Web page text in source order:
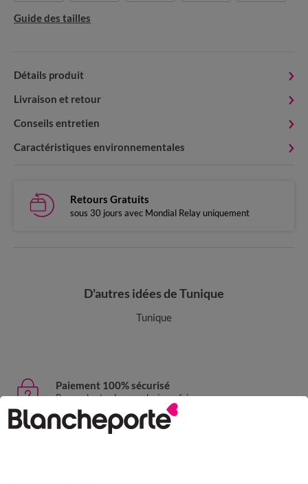
Guide des tailles
Détails produit
Livraison et retour
Conseils entretien
Caractéristiques environnementales
Retours Gratuits
sous 30 jours avec Mondial Relay uniquement
D'autres idées de Tunique
Tunique
Paiement 100% sécurisé
Payez plus tard ou en plusieurs fois
Livraison express